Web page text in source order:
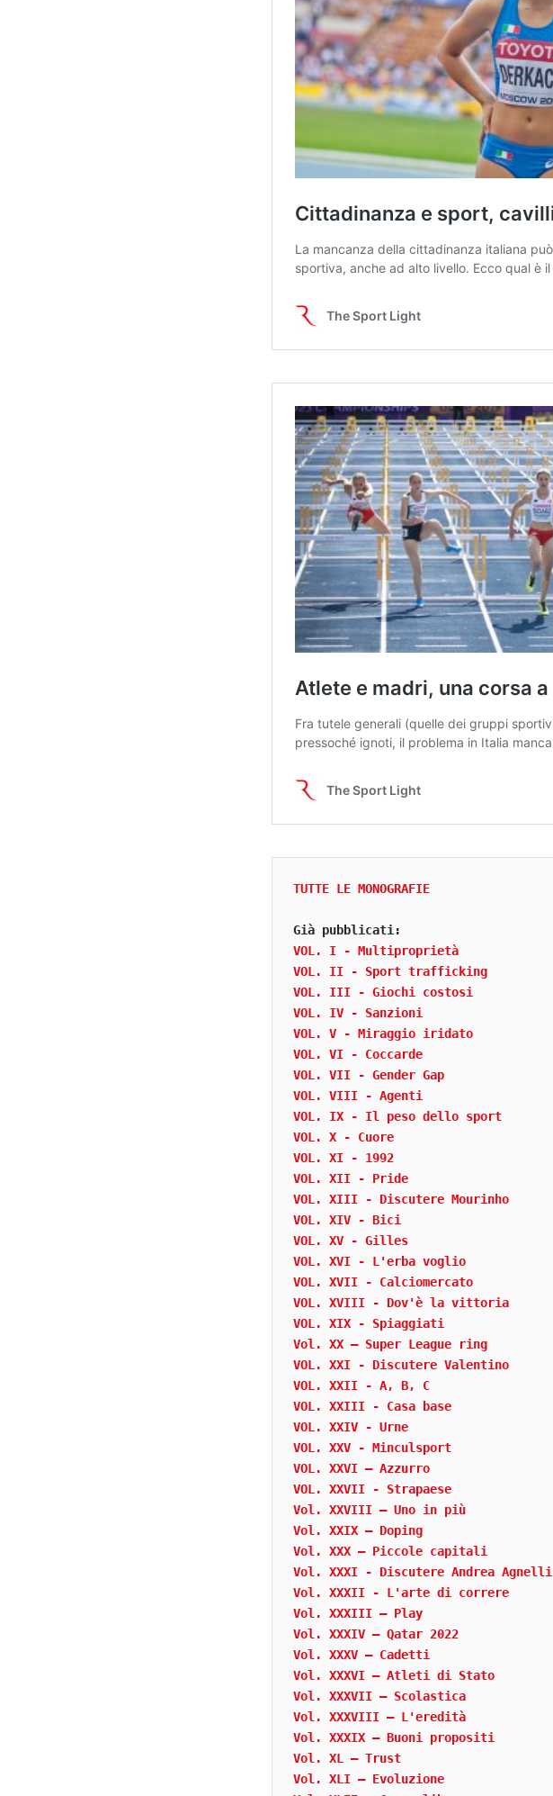
TUTTE LE MONOGRAFIE
Già pubblicati:
VOL. I - Multiproprietà
VOL. II - Sport trafficking
VOL. III - Giochi costosi
VOL. IV - Sanzioni
VOL. V - Miraggio iridato
VOL. VI - Coccarde
VOL. VII - Gender Gap
VOL. VIII - Agenti
VOL. IX - Il peso dello sport
VOL. X - Cuore
VOL. XI - 1992
VOL. XII - Pride
VOL. XIII - Discutere Mourinho
VOL. XIV - Bici
VOL. XV - Gilles
VOL. XVI - L'erba voglio
VOL. XVII - Calciomercato
VOL. XVIII - Dov'è la vittoria
VOL. XIX - Spiaggiati
Vol. XX – Super League ring
VOL. XXI - Discutere Valentino
VOL. XXII - A, B, C
VOL. XXIII - Casa base
VOL. XXIV - Urne
VOL. XXV - Minculsport
VOL. XXVI – Azzurro
VOL. XXVII - Strapaese
Vol. XXVIII – Uno in più
Vol. XXIX – Doping
Vol. XXX – Piccole capitali
Vol. XXXI - Discutere Andrea Agnelli
Vol. XXXII - L'arte di correre
Vol. XXXIII – Play
Vol. XXXIV – Qatar 2022
Vol. XXXV – Cadetti
Vol. XXXVI – Atleti di Stato
Vol. XXXVII – Scolastica
Vol. XXXVIII – L'eredità
Vol. XXXIX – Buoni propositi
Vol. XL – Trust
Vol. XLI – Evoluzione